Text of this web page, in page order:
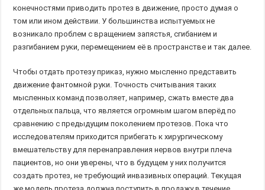
конечностями приводить протез в движение, просто думая о
том или ином действии. У большинства испытуемых не
возникало проблем с вращением запястья, сгибанием и
разгибанием руки, перемещением её в пространстве и так далее.
Чтобы отдать протезу приказ, нужно мысленно представить
движение фантомной руки. Точность считывания таких
мысленных команд позволяет, например, сжать вместе два
отдельных пальца, что является огромным шагом вперёд по
сравнению с предыдущим поколением протезов. Пока что
исследователям приходится прибегать к хирургическому
вмешательству для перенаправления нервов внутри плеча
пациентов, но они уверены, что в будущем у них получится
создать протез, не требующий инвазивных операций. Текущая